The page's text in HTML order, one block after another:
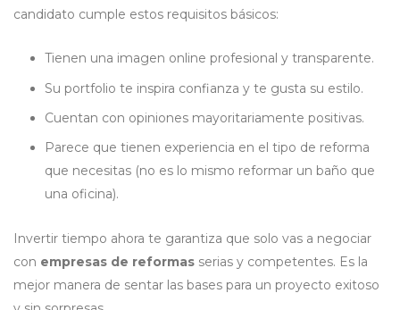
candidato cumple estos requisitos básicos:
Tienen una imagen online profesional y transparente.
Su portfolio te inspira confianza y te gusta su estilo.
Cuentan con opiniones mayoritariamente positivas.
Parece que tienen experiencia en el tipo de reforma
que necesitas (no es lo mismo reformar un baño que
una oficina).
Invertir tiempo ahora te garantiza que solo vas a negociar
con empresas de reformas serias y competentes. Es la
mejor manera de sentar las bases para un proyecto exitoso